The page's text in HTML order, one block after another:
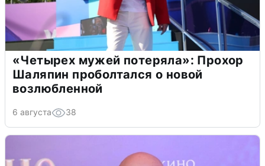
«Четырех мужей потеряла»: Прохор
Шаляпин проболтался о новой
возлюбленной
6 августа 38